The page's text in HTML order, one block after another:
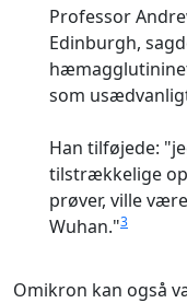
Professor
Edinburgh,
som
Han tilføjede:
tilstrækkelige
prøver, ville
Wuhan."3
Omikron kan også